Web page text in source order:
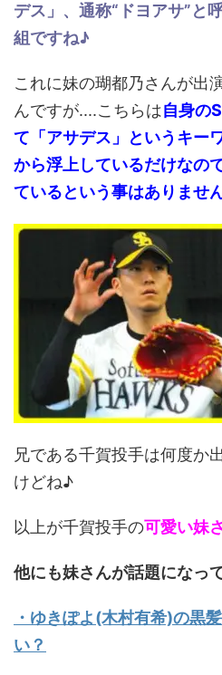
デス」、通称“ドヨアサ”と
組ですね♪
これに妹の瑚都乃さんが出
んですが....こちらは自身の
て「アサデス」というキー
から浮上しているだけなの
ているという事はありませ
兄である千賀投手は何度か
けどね♪
以上が千賀投手の可愛い妹
他にも妹さんが話題になっ
・ゆきぽよ(木村有希)の黒
い？